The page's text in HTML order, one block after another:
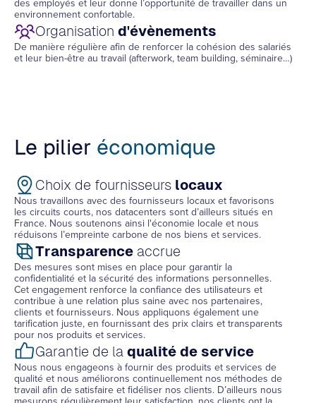
des employés et leur donne l’opportunité de travailler dans un
environnement confortable.
Organisation d'évènements
De manière régulière afin de renforcer la cohésion des salariés
et leur bien-être au travail (afterwork, team building, séminaire…)
Le pilier économique
Choix de fournisseurs locaux
Nous travaillons avec des fournisseurs locaux et favorisons
les circuits courts, nos datacenters sont d’ailleurs situés en
France. Nous soutenons ainsi l'économie locale et nous
réduisons l’empreinte carbone de nos biens et services.
Transparence accrue
Des mesures sont mises en place pour garantir la
confidentialité et la sécurité des informations personnelles.
Cet engagement renforce la confiance des utilisateurs et
contribue à une relation plus saine avec nos partenaires,
clients et fournisseurs. Nous appliquons également une
tarification juste, en fournissant des prix clairs et transparents
pour nos produits et services.
Garantie de la qualité de service
Nous nous engageons à fournir des produits et services de
qualité et nous améliorons continuellement nos méthodes de
travail afin de satisfaire et fidéliser nos clients. D’ailleurs nous